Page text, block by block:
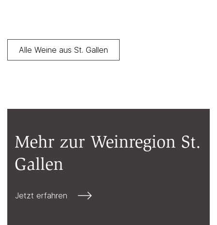
Alle Weine aus St. Gallen
Mehr zur Weinregion St.
Gallen
Jetzt erfahren